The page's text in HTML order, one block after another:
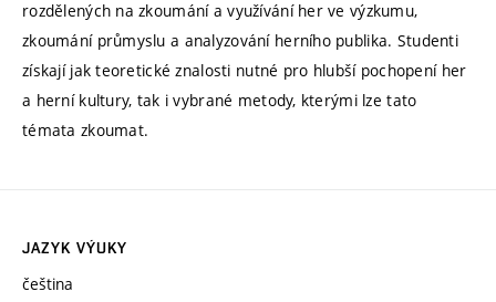
rozdělených na zkoumání a využívání her ve výzkumu,
zkoumání průmyslu a analyzování herního publika. Studenti
získají jak teoretické znalosti nutné pro hlubší pochopení her
a herní kultury, tak i vybrané metody, kterými lze tato
témata zkoumat.
JAZYK VÝUKY
čeština